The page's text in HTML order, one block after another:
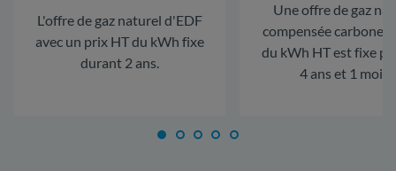
L'offre de gaz naturel d'EDF
avec un prix HT du kWh fixe
durant 2 ans.
Une offre de gaz
compensée carbone.
du kWh HT est fixe
4 ans et 1 mois.